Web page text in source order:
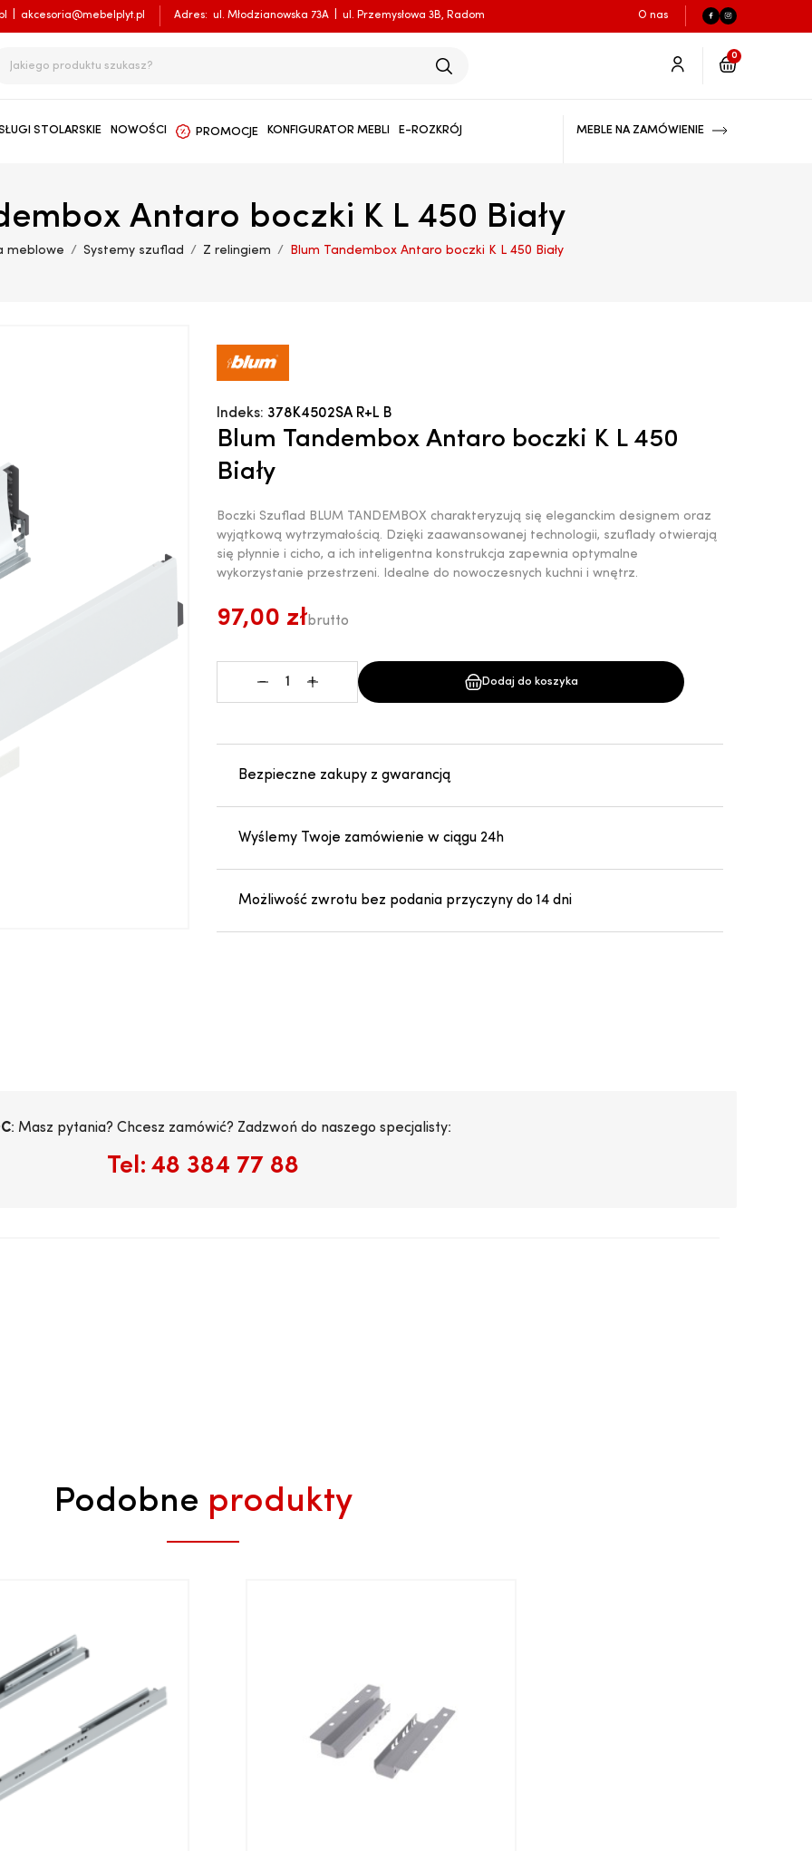
akcesoria@mebelplyt.pl Adres: ul. Młodzianowska 73A ul. Przemysłowa 3B, Radom O nas
0
STOLARSKIE NOWOŚCI PROMOCJE KONFIGURATOR MEBLI E-ROZKRÓJ MEBLE NA ZAMÓWIENIE
Antaro boczki K L 450 Biały
meblowe Systemy szuflad Z relingiem Blum Tandembox Antaro boczki K L 450 Biały
Indeks: 378K4502SA R+L B
Blum Tandembox Antaro boczki K L 450
Biały
Boczki Szuflad BLUM TANDEMBOX charakteryzują się eleganckim designem oraz
wyjątkową wytrzymałością. Dzięki zaawansowanej technologii, szuflady otwierają
się płynnie i cicho, a ich inteligentna konstrukcja zapewnia optymalne
wykorzystanie przestrzeni. Idealne do nowoczesnych kuchni i wnętrz.
97,00 złbrutto
- + Dodaj do koszyka
Bezpieczne zakupy z gwarancją
Wyślemy Twoje zamówienie w ciągu 24h
Możliwość zwrotu bez podania przyczyny do 14 dni
: Masz pytania? Chcesz zamówić? Zadzwoń do naszego specjalisty:
Tel: 48 384 77 88
Podobne produkty